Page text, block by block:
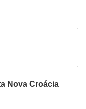
Nova Croácia